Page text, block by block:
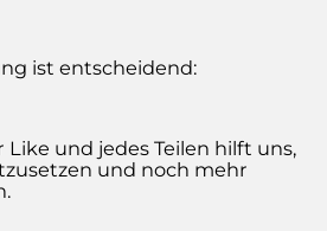
ist entscheidend:
Like und jedes Teilen hilft uns,
und noch mehr